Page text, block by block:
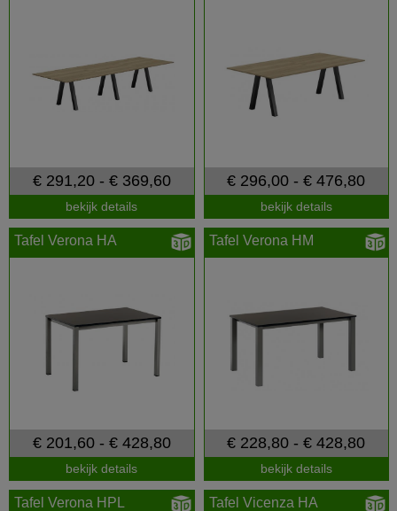
€ 291,20 - € 369,60
bekijk details
€ 296,00 - € 476,80
bekijk details
Tafel Verona HA
€ 201,60 - € 428,80
bekijk details
Tafel Verona HM
€ 228,80 - € 428,80
bekijk details
Tafel Verona HPL Tafel Vicenza HA